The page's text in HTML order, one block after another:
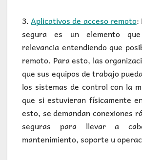
3.Aplicativos de acceso remoto:
segura es un elemento
relevancia entendiendo que
remoto. Para esto, las
que sus equipos de trabajo
los sistemas de control con la
que si estuvieran físicamente
esto, se demandan conexiones
seguras para llevar a
mantenimiento, soporte u